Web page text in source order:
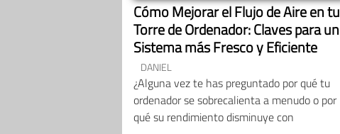
Cómo Mejorar el Flujo de Aire en tu
Torre de Ordenador: Claves para un
Sistema más Fresco y Eficiente
DANIEL
¿Alguna vez te has preguntado por qué tu
ordenador se sobrecalienta a menudo o por
qué su rendimiento disminuye con